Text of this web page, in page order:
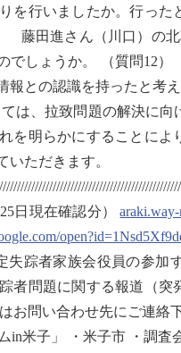
を行いましたか。行った
藤田進さん（川口）の
でしょうか。 （質問12
との認識を持ったと考
は、拉致問題の解決に
を明らかにすることに
ただきます。
日現在確認分）
定失踪者家族会役員の参
者問題に関する報道（突
問い合わせ先にご連絡下
in米子」 ・米子市 ・調査